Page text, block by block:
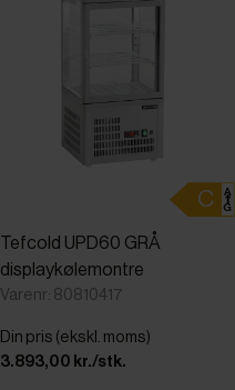
Tefcold UPD60 GRÅ
displaykølemontre
Varenr: 80810417
Din pris (ekskl. moms)
3.893,00 kr./stk.